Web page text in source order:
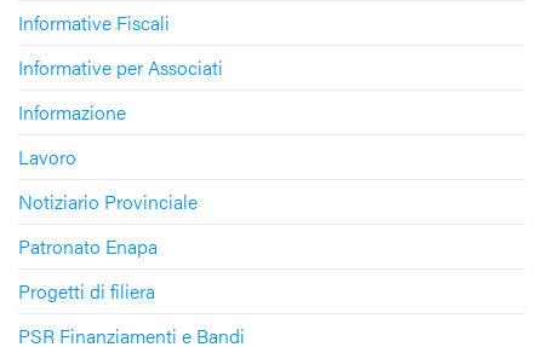
Informative Fiscali
Informative per Associati
Informazione
Lavoro
Notiziario Provinciale
Patronato Enapa
Progetti di filiera
PSR Finanziamenti e Bandi